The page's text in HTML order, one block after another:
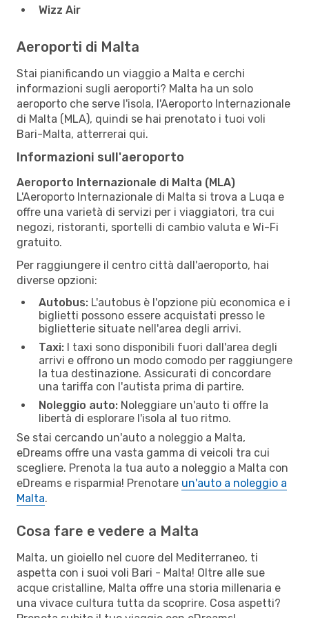
Wizz Air
Aeroporti di Malta
Stai pianificando un viaggio a Malta e cerchi
informazioni sugli aeroporti? Malta ha un solo
aeroporto che serve l'isola, l'Aeroporto Internazionale
di Malta (MLA), quindi se hai prenotato i tuoi voli
Bari-Malta, atterrerai qui.
Informazioni sull'aeroporto
Aeroporto Internazionale di Malta (MLA)
L'Aeroporto Internazionale di Malta si trova a Luqa e
offre una varietà di servizi per i viaggiatori, tra cui
negozi, ristoranti, sportelli di cambio valuta e Wi-Fi
gratuito.
Per raggiungere il centro città dall'aeroporto, hai
diverse opzioni:
Autobus: L'autobus è l'opzione più economica e i
biglietti possono essere acquistati presso le
biglietterie situate nell'area degli arrivi.
Taxi: I taxi sono disponibili fuori dall'area degli
arrivi e offrono un modo comodo per raggiungere
la tua destinazione. Assicurati di concordare
una tariffa con l'autista prima di partire.
Noleggio auto: Noleggiare un'auto ti offre la
libertà di esplorare l'isola al tuo ritmo.
Se stai cercando un'auto a noleggio a Malta,
eDreams offre una vasta gamma di veicoli tra cui
scegliere. Prenota la tua auto a noleggio a Malta con
eDreams e risparmia! Prenotare un'auto a noleggio a
Malta.
Cosa fare e vedere a Malta
Malta, un gioiello nel cuore del Mediterraneo, ti
aspetta con i suoi voli Bari - Malta! Oltre alle sue
acque cristalline, Malta offre una storia millenaria e
una vivace cultura tutta da scoprire. Cosa aspetti?